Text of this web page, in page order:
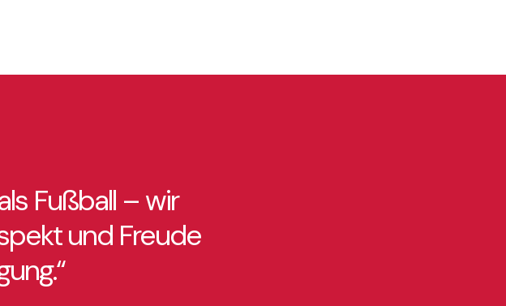
Fußball – wir
und Freude